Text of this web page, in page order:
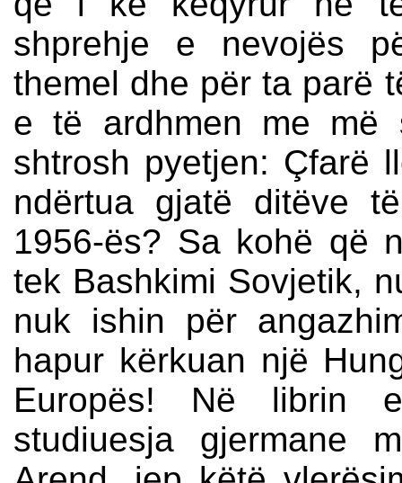
shprehje e nevojës
themel dhe për ta parë
e të ardhmen me më
shtrosh pyetjen: Çfarë
ndërtua gjatë ditëve
1956-ës? Sa kohë që
tek Bashkimi Sovjetik,
nuk ishin për
hapur kërkuan një
Europës! Në librin
studiuesja gjermane